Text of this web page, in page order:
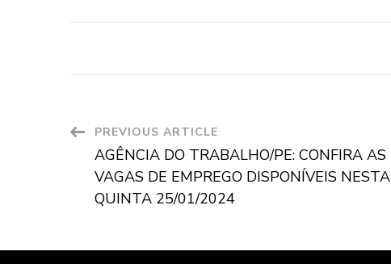
Post
Navigation
PREVIOUS ARTICLE
AGÊNCIA DO TRABALHO/PE: CONFIRA AS
VAGAS DE EMPREGO DISPONÍVEIS NESTA
QUINTA 25/01/2024